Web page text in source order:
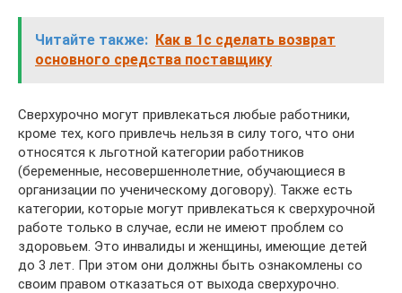
Читайте также: Как в 1с сделать возврат
основного средства поставщику
Сверхурочно могут привлекаться любые работники,
кроме тех, кого привлечь нельзя в силу того, что они
относятся к льготной категории работников
(беременные, несовершеннолетние, обучающиеся в
организации по ученическому договору). Также есть
категории, которые могут привлекаться к сверхурочной
работе только в случае, если не имеют проблем со
здоровьем. Это инвалиды и женщины, имеющие детей
до 3 лет. При этом они должны быть ознакомлены со
своим правом отказаться от выхода сверхурочно.